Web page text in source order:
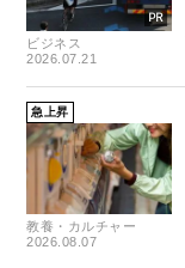
ビジネス
2026.07.21
急上昇
教養・カルチャー
2026.08.07